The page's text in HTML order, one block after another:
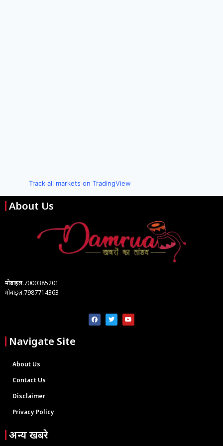
Track all markets on TradingView
About Us
मोबाइल.7000385201
मोबाइल.7987714363
Navigate Site
About Us
Contact Us
Disclaimer
Privacy Policy
अन्य खबरे